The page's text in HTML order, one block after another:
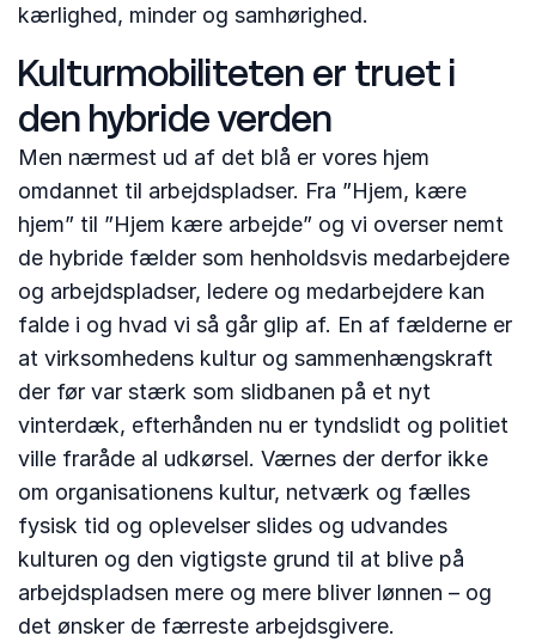
kærlighed, minder og samhørighed.
Kulturmobiliteten er truet i
den hybride verden
Men nærmest ud af det blå er vores hjem
omdannet til arbejdspladser. Fra ”Hjem, kære
hjem” til ”Hjem kære arbejde” og vi overser nemt
de hybride fælder som henholdsvis medarbejdere
og arbejdspladser, ledere og medarbejdere kan
falde i og hvad vi så går glip af. En af fælderne er
at virksomhedens kultur og sammenhængskraft
der før var stærk som slidbanen på et nyt
vinterdæk, efterhånden nu er tyndslidt og politiet
ville fraråde al udkørsel. Værnes der derfor ikke
om organisationens kultur, netværk og fælles
fysisk tid og oplevelser slides og udvandes
kulturen og den vigtigste grund til at blive på
arbejdspladsen mere og mere bliver lønnen – og
det ønsker de færreste arbejdsgivere.